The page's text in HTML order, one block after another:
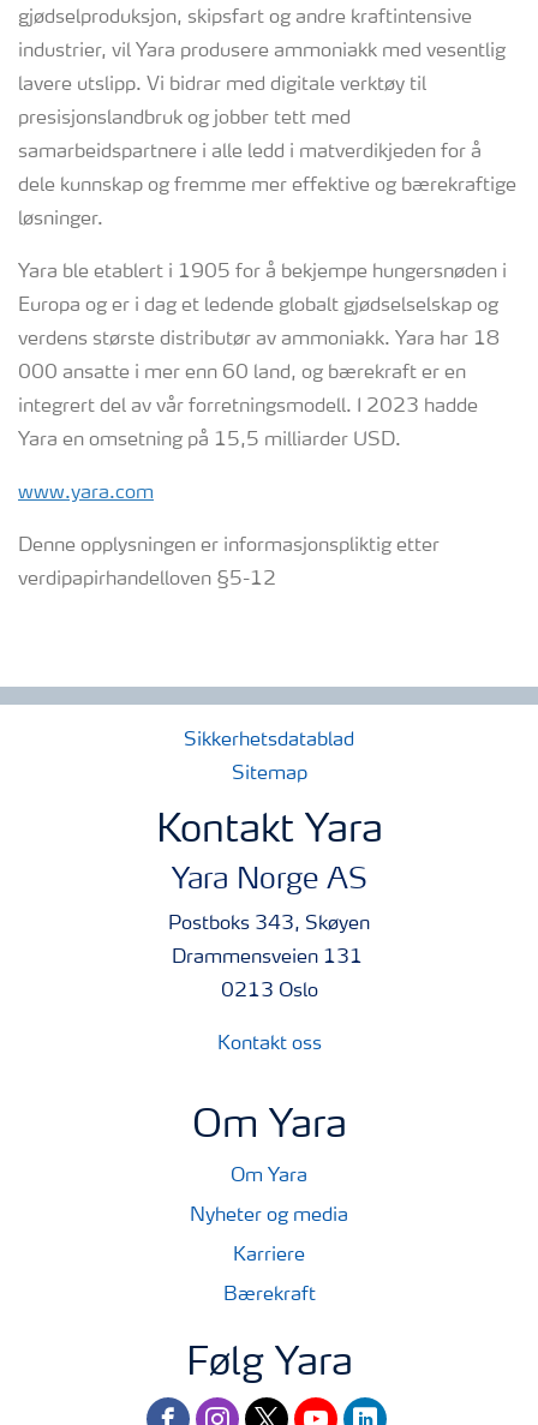
gjødselproduksjon, skipsfart og andre kraftintensive
industrier, vil Yara produsere ammoniakk med vesentlig
lavere utslipp. Vi bidrar med digitale verktøy til
presisjonslandbruk og jobber tett med
samarbeidspartnere i alle ledd i matverdikjeden for å
dele kunnskap og fremme mer effektive og bærekraftige
løsninger.
Yara ble etablert i 1905 for å bekjempe hungersnøden i
Europa og er i dag et ledende globalt gjødselselskap og
verdens største distributør av ammoniakk. Yara har 18
000 ansatte i mer enn 60 land, og bærekraft er en
integrert del av vår forretningsmodell. I 2023 hadde
Yara en omsetning på 15,5 milliarder USD.
www.yara.com
Denne opplysningen er informasjonspliktig etter
verdipapirhandelloven §5-12
Sikkerhetsdatablad
Sitemap
Kontakt Yara
Yara Norge AS
Postboks 343, Skøyen
Drammensveien 131
0213 Oslo
Kontakt oss
Om Yara
Om Yara
Nyheter og media
Karriere
Bærekraft
Følg Yara
facebookinstagram
twitteryoutubelinkedin